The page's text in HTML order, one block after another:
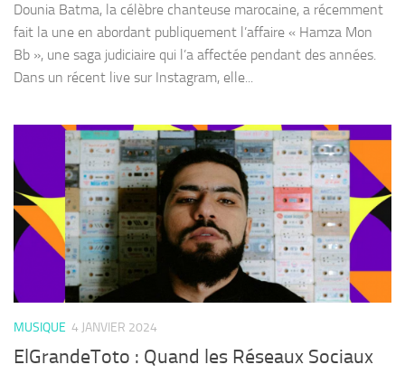
Dounia Batma, la célèbre chanteuse marocaine, a récemment
fait la une en abordant publiquement l’affaire « Hamza Mon
Bb », une saga judiciaire qui l’a affectée pendant des années.
Dans un récent live sur Instagram, elle...
MUSIQUE 4 JANVIER 2024
ElGrandeToto : Quand les Réseaux Sociaux